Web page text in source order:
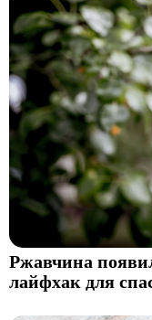
Ржавчина
лайфхак для